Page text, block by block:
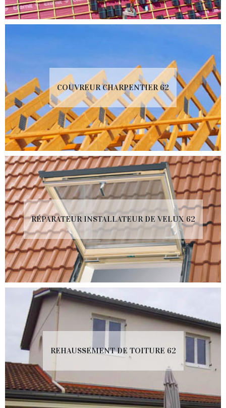
COUVREUR CHARPENTIER 62
RÉPARATEUR INSTALLATEUR DE VELUX 62
REHAUSSEMENT DE TOITURE 62